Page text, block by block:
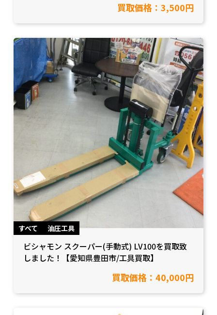
買取価格：3,500円
すべて 油圧工具
ビシャモン スクーパー(手動式) LV100を買取致
しました！【愛知県豊田市/工具買取】
買取価格：40,000円